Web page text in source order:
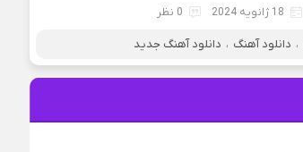
18 ژانویه 2024 0 نظر
، دانلود آهنگ ، دانلود آهنگ جدید